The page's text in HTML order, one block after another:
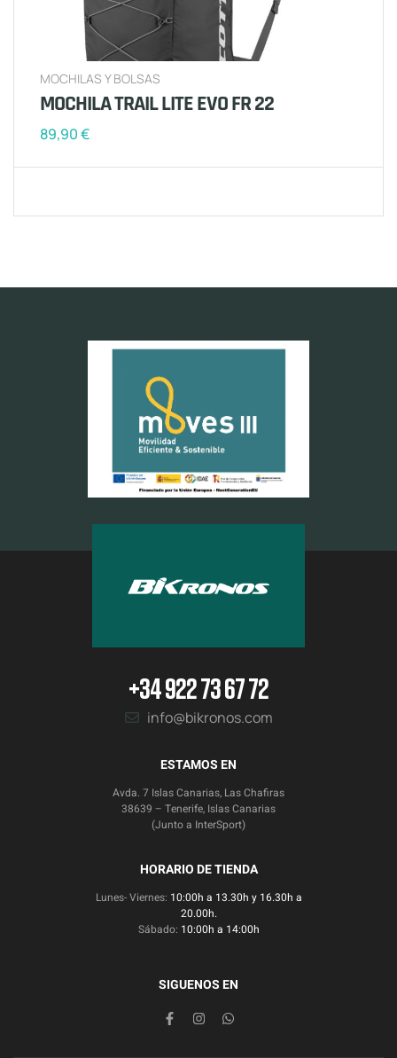
MOCHILAS Y BOLSAS
MOCHILA TRAIL LITE EVO FR 22
89,90€
+34 922 73 67 72
info@bikronos.com
ESTAMOS EN
Avda. 7 Islas Canarias, Las Chafiras
38639 – Tenerife, Islas Canarias
(Junto a InterSport)
HORARIO DE TIENDA
Lunes- Viernes: 10:00h a 13.30h y 16.30h a
20.00h.
Sábado: 10:00h a 14:00h
SIGUENOS EN